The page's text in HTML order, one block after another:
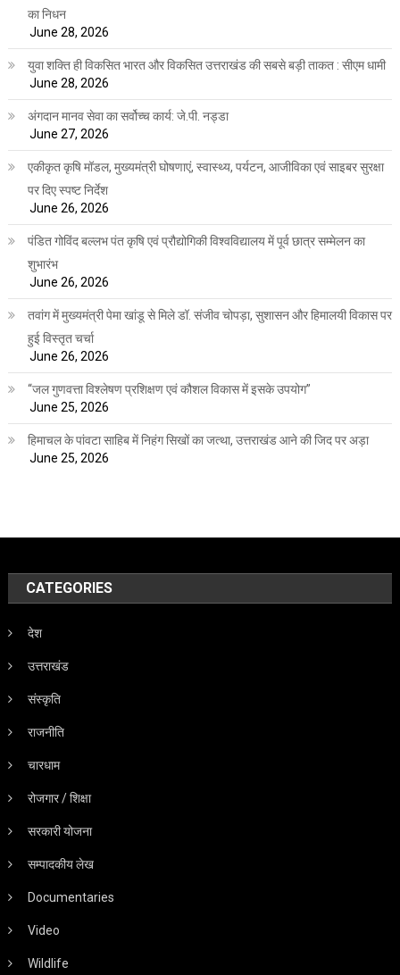
का निधन
June 28, 2026
युवा शक्ति ही विकसित भारत और विकसित उत्तराखंड की सबसे बड़ी ताकत : सीएम धामी
June 28, 2026
अंगदान मानव सेवा का सर्वोच्च कार्य: जे.पी. नड्डा
June 27, 2026
एकीकृत कृषि मॉडल, मुख्यमंत्री घोषणाएं, स्वास्थ्य, पर्यटन, आजीविका एवं साइबर सुरक्षा
पर दिए स्पष्ट निर्देश
June 26, 2026
पंडित गोविंद बल्लभ पंत कृषि एवं प्रौद्योगिकी विश्वविद्यालय में पूर्व छात्र सम्मेलन का
शुभारंभ
June 26, 2026
तवांग में मुख्यमंत्री पेमा खांडू से मिले डॉ. संजीव चोपड़ा, सुशासन और हिमालयी विकास पर
हुई विस्तृत चर्चा
June 26, 2026
“जल गुणवत्ता विश्लेषण प्रशिक्षण एवं कौशल विकास में इसके उपयोग”
June 25, 2026
हिमाचल के पांवटा साहिब में निहंग सिखों का जत्था, उत्तराखंड आने की जिद पर अड़ा
June 25, 2026
CATEGORIES
देश
उत्तराखंड
संस्कृति
राजनीति
चारधाम
रोजगार / शिक्षा
सरकारी योजना
सम्पादकीय लेख
Documentaries
Video
Wildlife